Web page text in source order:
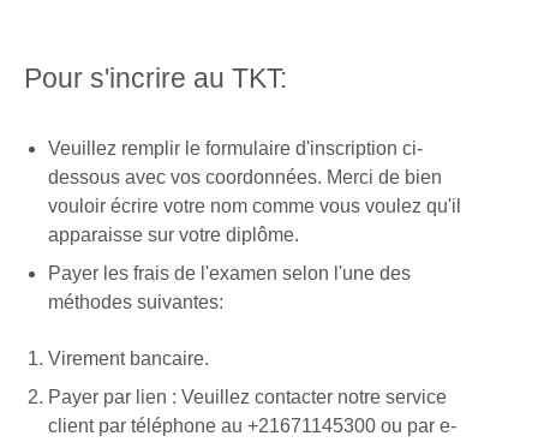
Pour s'incrire au TKT:
Veuillez remplir le formulaire d'inscription ci-
dessous avec vos coordonnées. Merci de bien
vouloir écrire votre nom comme vous voulez qu'il
apparaisse sur votre diplôme.
Payer les frais de l'examen selon l'une des
méthodes suivantes:
Virement bancaire.
Payer par lien : Veuillez contacter notre service
client par téléphone au +21671145300 ou par e-